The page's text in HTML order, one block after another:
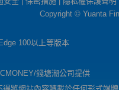
Copyright © Yuanta
100以上等版本
錢塘潮公司提供